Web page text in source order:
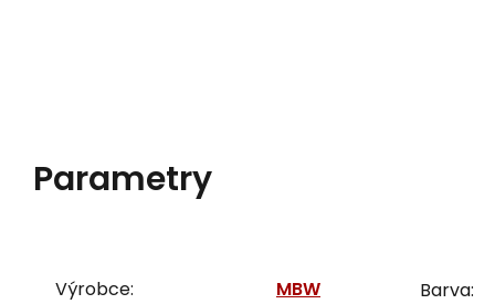
Parametry
Výrobce: MBW Barva: